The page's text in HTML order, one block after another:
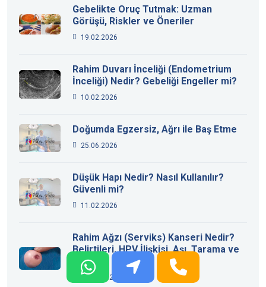
Gebelikte Oruç Tutmak: Uzman
Görüşü, Riskler ve Öneriler
19.02.2026
Rahim Duvarı İnceliği (Endometrium
İnceliği) Nedir? Gebeliği Engeller mi?
10.02.2026
Doğumda Egzersiz, Ağrı ile Baş Etme
25.06.2026
Düşük Hapı Nedir? Nasıl Kullanılır?
Güvenli mi?
11.02.2026
Rahim Ağzı (Serviks) Kanseri Nedir?
Belirtileri, HPV İlişkisi, Aşı, Tarama ve
Tedavi
13.02.2026